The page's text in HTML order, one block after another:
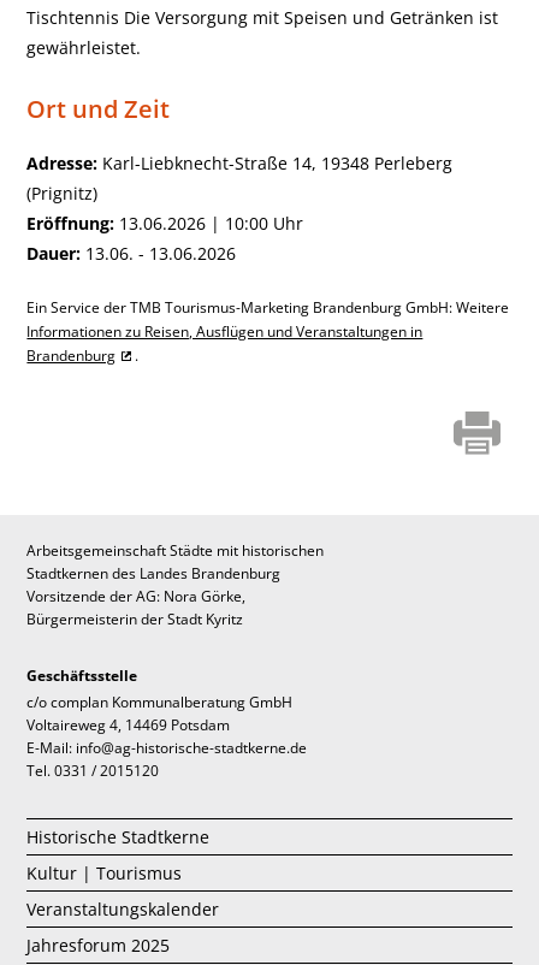
Tischtennis Die Versorgung mit Speisen und Getränken ist
gewährleistet.
Ort und Zeit
Adresse: Karl-Liebknecht-Straße 14, 19348 Perleberg
(Prignitz)
Eröffnung: 13.06.2026 | 10:00 Uhr
Dauer: 13.06. - 13.06.2026
Ein Service der TMB Tourismus-Marketing Brandenburg GmbH: Weitere
Informationen zu Reisen, Ausflügen und Veranstaltungen in
Brandenburg
.
Arbeitsgemeinschaft Städte mit historischen
Stadtkernen des Landes Brandenburg
Vorsitzende der AG: Nora Görke,
Bürgermeisterin der Stadt Kyritz
Geschäftsstelle
c/o complan Kommunalberatung GmbH
Voltaireweg 4, 14469 Potsdam
E-Mail: info@ag-historische-stadtkerne.de
Tel. 0331 / 2015120
Historische Stadtkerne
Kultur | Tourismus
Veranstaltungskalender
Jahresforum 2025